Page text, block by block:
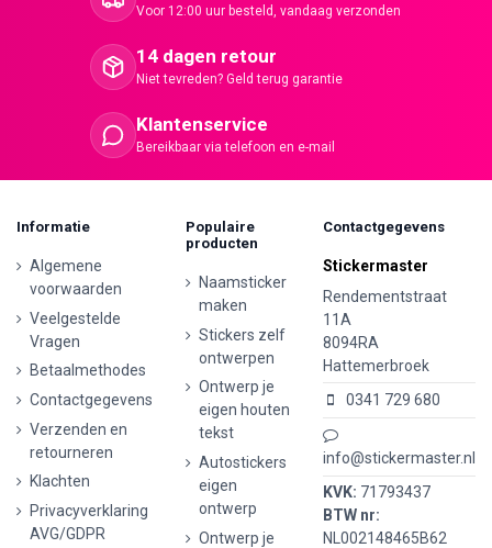
Voor 12:00 uur besteld, vandaag verzonden
14 dagen retour
Niet tevreden? Geld terug garantie
Klantenservice
Bereikbaar via telefoon en e-mail
Informatie
Algemene
voorwaarden
Veelgestelde
Vragen
Betaalmethodes
Contactgegevens
Verzenden en
retourneren
Klachten
Privacyverklaring
AVG/GDPR
Populaire
producten
Naamsticker
maken
Stickers zelf
ontwerpen
Ontwerp je
eigen houten
tekst
Autostickers
eigen
ontwerp
Ontwerp je
Contactgegevens
Stickermaster
Rendementstraat
11A
8094RA
Hattemerbroek
0341 729 680
info@stickermaster.nl
KVK: 71793437
BTW nr:
NL002148465B62